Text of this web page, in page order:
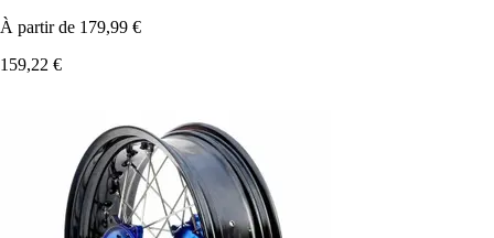
À partir de 179,99 €
159,22 €